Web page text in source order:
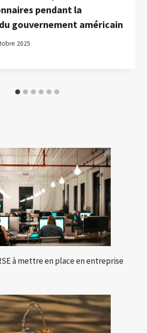
pendant la
gouvernement américain
2025
à mettre en place en entreprise